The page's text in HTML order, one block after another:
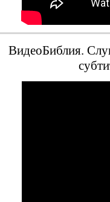
ВидеоБиблия.